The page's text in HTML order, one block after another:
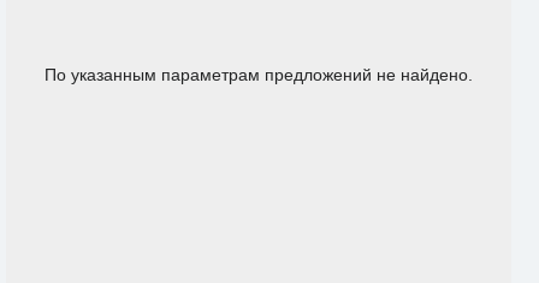
По указанным параметрам предложений не найдено.